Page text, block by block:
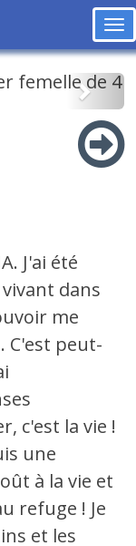
J'ai été
dans
me
C'est peut-
c'est la vie !
une
à la vie et
refuge ! Je
et les